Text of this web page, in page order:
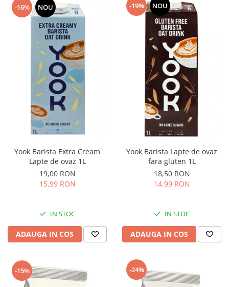
-16% NOU
Yook Barista Extra Cream
Lapte de ovaz 1L
19,00 RON
15,99 RON
IN STOC
ADAUGA IN COS
-19% NOU
Yook Barista Lapte de ovaz
fara gluten 1L
18,50 RON
14,99 RON
IN STOC
ADAUGA IN COS
-15% -24%